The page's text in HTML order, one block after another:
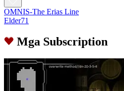
OMNIS-The Erias Line
Elder71
Mga Subscription